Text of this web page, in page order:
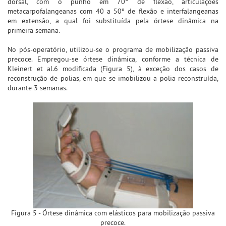
metacarpofalangeanas com 40 a 50º de flexão e interfalangeanas
em extensão, a qual foi substituída pela órtese dinâmica na
primeira semana.
No pós-operatório, utilizou-se o programa de mobilização passiva
precoce. Empregou-se órtese dinâmica, conforme a técnica de
Kleinert et al.6 modificada (Figura 5), à exceção dos casos de
reconstrução de polias, em que se imobilizou a polia reconstruída,
durante 3 semanas.
Figura 5 - Órtese dinâmica com elásticos para mobilização passiva
precoce.